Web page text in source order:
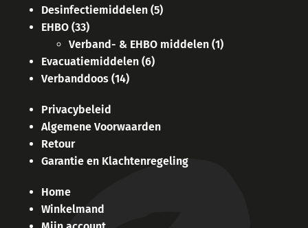
Desinfectiemiddelen (5)
EHBO (33)
Verband- & EHBO middelen (1)
Evacuatiemiddelen (6)
Verbanddoos (14)
Privacybeleid
Algemene Voorwaarden
Retour
Garantie en Klachtenregeling
Home
Winkelmand